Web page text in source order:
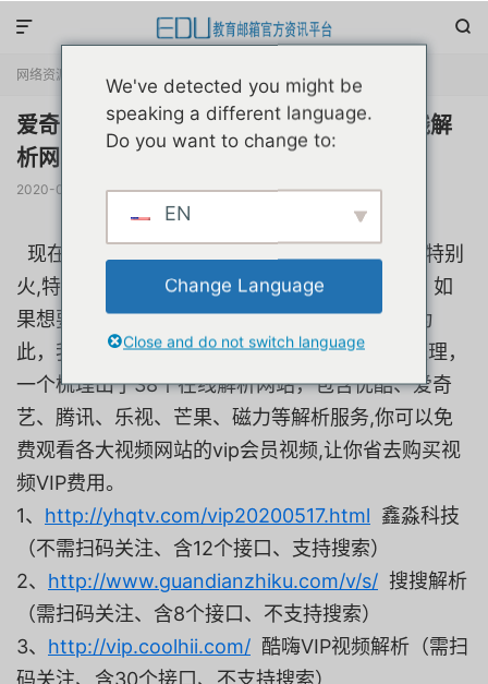


网络资源 正文
爱奇艺、腾讯、乐视、芒果等付费视频在线解
析网站大汇总
2020-08-14 阅读(148194)  赞(43)
现在大部分的视频网站都限制了很多内容,往往特别
火,特别好看的电影或者电视剧都需要付费观看。如
果想要多看几部,就需要花费一笔不小的开支。为
此，我花了几个小时搜集并逐一进行了测试和整理，
一个梳理出了38个在线解析网站，包含优酷、爱奇
艺、腾讯、乐视、芒果、磁力等解析服务,你可以免
费观看各大视频网站的vip会员视频,让你省去购买视
频VIP费用。
1、 http://yhqtv.com/vip20200517.html 鑫淼科技
（不需扫码关注、含12个接口、支持搜索）
2、 http://www.guandianzhiku.com/v/s/ 搜搜解析
（需扫码关注、含8个接口、不支持搜索）
3、 http://vip.coolhii.com/ 酷嗨VIP视频解析（需扫
码关注、含30个接口、不支持搜索）
We've detected you might be
speaking a different language.
Do you want to change to:
EN
Change Language
Close and do not switch language